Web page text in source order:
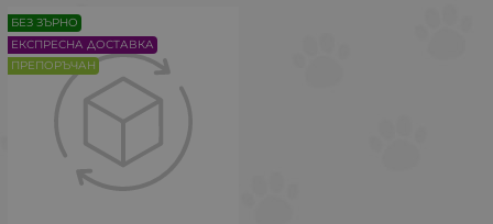
БЕЗ ЗЪРНО
ЕКСПРЕСНА ДОСТАВКА
ПРЕПОРЪЧАН